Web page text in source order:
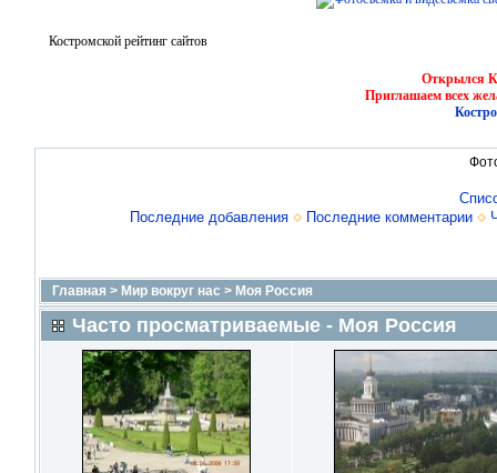
Костромской рейтинг сайтов
Открылся
Приглашаем всех
Последние добавления
Последние комментарии
Главная > Мир вокруг нас > Моя Россия
Часто просматриваемые - Моя Россия